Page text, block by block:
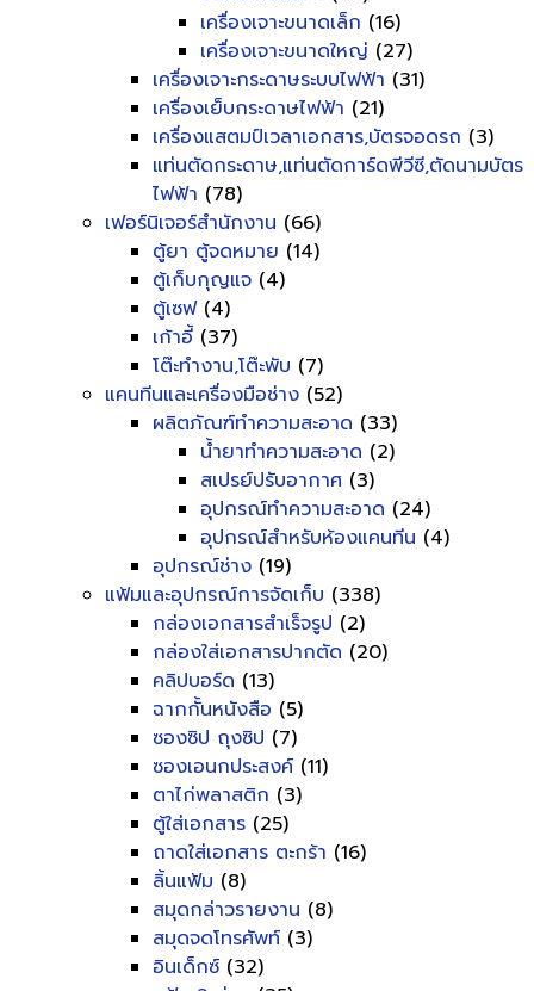
เครื่องเจาะขนาดเล็ก (16)
เครื่องเจาะขนาดใหญ่ (27)
เครื่องเจาะกระดาษระบบไฟฟ้า (31)
เครื่องเย็บกระดาษไฟฟ้า (21)
เครื่องแสตมป์เวลาเอกสาร,บัตรจอดรถ (3)
แท่นตัดกระดาษ,แท่นตัดการ์ดพีวีซี,ตัดนามบัตร
ไฟฟ้า (78)
เฟอร์นิเจอร์สำนักงาน (66)
ตู้ยา ตู้จดหมาย (14)
ตู้เก็บกุญแจ (4)
ตู้เซฟ(4)
เก้าอี้ (37)
โต๊ะทำงาน,โต๊ะพับ (7)
แคนทีนและเครื่องมือช่าง (52)
ผลิตภัณฑ์ทำความสะอาด (33)
น้ำยาทำความสะอาด (2)
สเปรย์ปรับอากาศ (3)
อุปกรณ์ทำความสะอาด (24)
อุปกรณ์สำหรับห้องแคนทีน (4)
อุปกรณ์ช่าง (19)
แฟ้มและอุปกรณ์การจัดเก็บ (338)
กล่องเอกสารสำเร็จรูป (2)
กล่องใส่เอกสารปากตัด (20)
คลิปบอร์ด (13)
ฉากกั้นหนังสือ (5)
ซองซิป ถุงซิป (7)
ซองเอนกประสงค์ (11)
ตาไก่พลาสติก (3)
ตู้ใส่เอกสาร (25)
ถาดใส่เอกสาร ตะกร้า (16)
ลิ้นแฟ้ม (8)
สมุดกล่าวรายงาน (8)
สมุดจดโทรศัพท์ (3)
อินเด็กซ์ (32)